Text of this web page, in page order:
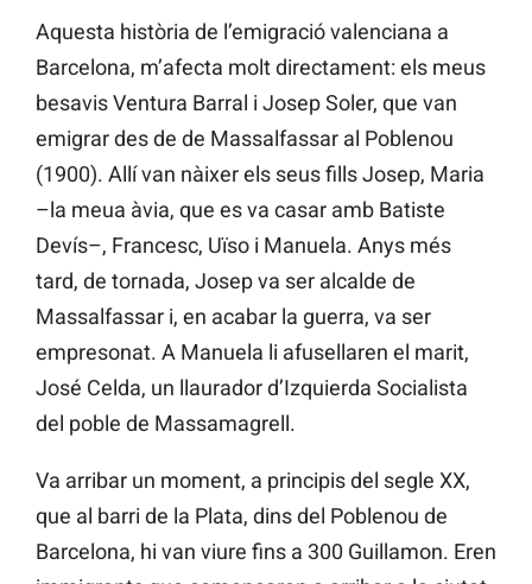
Aquesta història de l’emigració valenciana a
Barcelona, m’afecta molt directament: els meus
besavis Ventura Barral i Josep Soler, que van
emigrar des de de Massalfassar al Poblenou
(1900). Allí van nàixer els seus fills Josep, Maria
–la meua àvia, que es va casar amb Batiste
Devís–, Francesc, Uïso i Manuela. Anys més
tard, de tornada, Josep va ser alcalde de
Massalfassar i, en acabar la guerra, va ser
empresonat. A Manuela li afusellaren el marit,
José Celda, un llaurador d’Izquierda Socialista
del poble de Massamagrell.
Va arribar un moment, a principis del segle XX,
que al barri de la Plata, dins del Poblenou de
Barcelona, hi van viure fins a 300 Guillamon. Eren